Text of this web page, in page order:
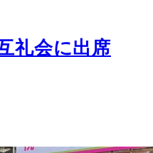
礼会に出席